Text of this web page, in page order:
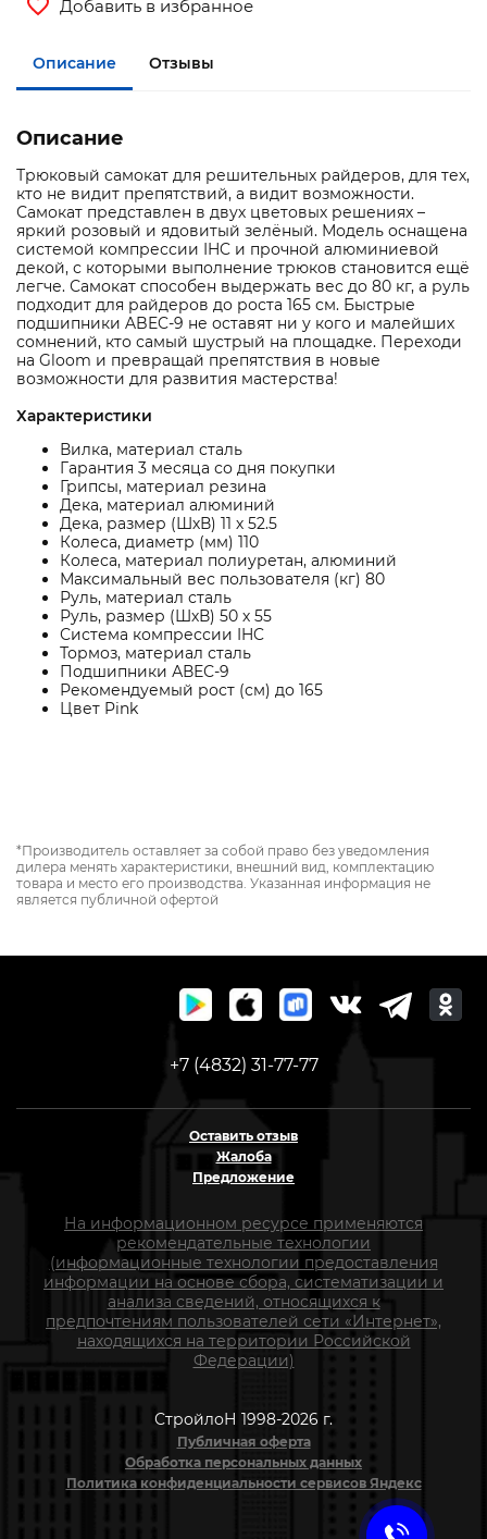
Добавить в избранное
Описание Отзывы
Описание
Трюковый самокат для решительных райдеров, для тех,
кто не видит препятствий, а видит возможности.
Самокат представлен в двух цветовых решениях –
яркий розовый и ядовитый зелёный. Модель оснащена
системой компрессии IHC и прочной алюминиевой
декой, с которыми выполнение трюков становится ещё
легче. Самокат способен выдержать вес до 80 кг, а руль
подходит для райдеров до роста 165 см. Быстрые
подшипники ABEC-9 не оставят ни у кого и малейших
сомнений, кто самый шустрый на площадке. Переходи
на Gloom и превращай препятствия в новые
возможности для развития мастерства!
Характеристики
Вилка, материал сталь
Гарантия 3 месяца со дня покупки
Грипсы, материал резина
Дека, материал алюминий
Дека, размер (ШхВ) 11 х 52.5
Колеса, диаметр (мм) 110
Колеса, материал полиуретан, алюминий
Максимальный вес пользователя (кг) 80
Руль, материал сталь
Руль, размер (ШхВ) 50 х 55
Система компрессии IHC
Тормоз, материал сталь
Подшипники АВЕС-9
Рекомендуемый рост (см) до 165
Цвет Pink
*Производитель оставляет за собой право без уведомления
дилера менять характеристики, внешний вид, комплектацию
товара и место его производства. Указанная информация не
является публичной офертой
+7 (4832) 31-77-77
Оставить отзыв
Жалоба
Предложение
На информационном ресурсе применяются
рекомендательные технологии
(информационные технологии предоставления
информации на основе сбора, систематизации и
анализа сведений, относящихся к
предпочтениям пользователей сети «Интернет»,
находящихся на территории Российской
Федерации)
СтройлоН 1998-2026 г.
Публичная оферта
Обработка персональных данных
Политика конфиденциальности сервисов Яндекс